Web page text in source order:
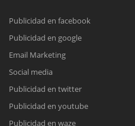
Nuestros ejecutivos le enviarán
Meet para la
Publicidad en facebook
Publicidad en google
Email Marketing
Social media
Publicidad en twitter
Publicidad en youtube
Publicidad en waze